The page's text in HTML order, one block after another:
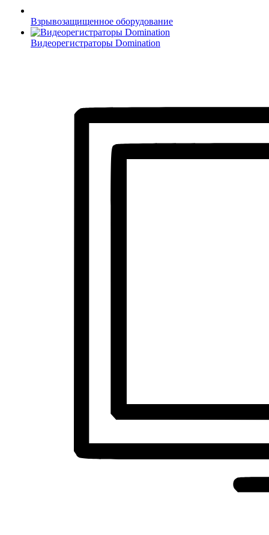
Взрывозащищенное оборудование
Видеорегистраторы Domination